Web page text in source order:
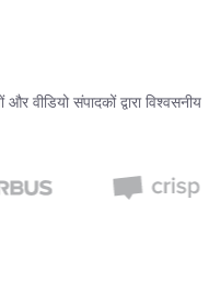
वीडियो संपादकों द्वारा विश्वसनीय